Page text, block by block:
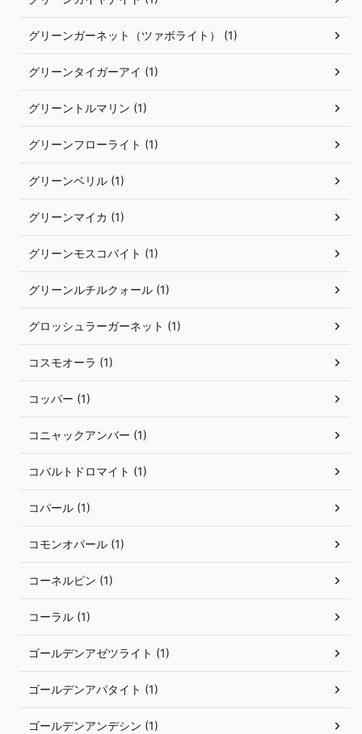
グリーンガーネット（ツァボライト） (1)
グリーンタイガーアイ (1)
グリーントルマリン (1)
グリーンフローライト (1)
グリーンベリル (1)
グリーンマイカ (1)
グリーンモスコバイト (1)
グリーンルチルクォール (1)
グロッシュラーガーネット (1)
コスモオーラ (1)
コッパー (1)
コニャックアンバー (1)
コバルトドロマイト (1)
コパール (1)
コモンオパール (1)
コーネルピン (1)
コーラル (1)
ゴールデンアゼツライト (1)
ゴールデンアパタイト (1)
ゴールデンアンデシン (1)